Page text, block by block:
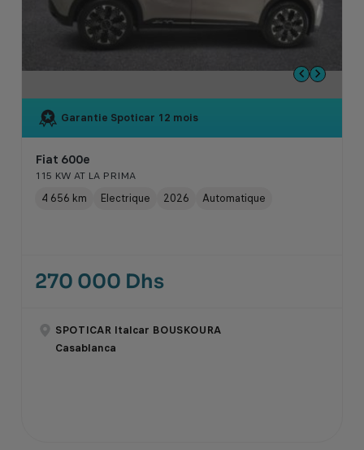
Garantie Spoticar 12 mois
Fiat 600e
115 KW AT LA PRIMA
4 656 km Electrique 2026 Automatique
270 000 Dhs
SPOTICAR Italcar BOUSKOURA
Casablanca